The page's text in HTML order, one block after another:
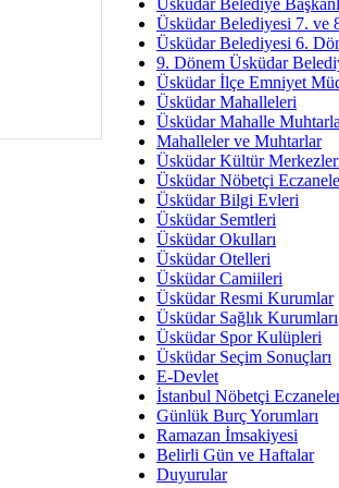
İmar Sorunlarının Genel
Arakan
Bayramın
Ruhsal
Üsküdar
Üsküdar Belediye
Üsküdar Belediyesi 7. ve
Üsküdar Belediyesi 6.
9. Dönem Üsküdar
Üsküdar İlçe Emniyet
Üsküdar Mahalleleri
Üsküdar Mahalle
Mahalleler ve Muhtarlar
Üsküdar Kültür
Üsküdar Nöbetçi
Üsküdar Bilgi Evleri
Üsküdar Semtleri
Üsküdar Okulları
Üsküdar Otelleri
Üsküdar Camiileri
Üsküdar Resmi Kurumlar
Üsküdar Sağlık Kurumları
Üsküdar Spor Kulüpleri
Üsküdar Seçim Sonuçları
E-Devlet
İstanbul Nöbetçi
Günlük Burç Yorumları
Ramazan İmsakiyesi
Belirli Gün ve Haftalar
Duyurular